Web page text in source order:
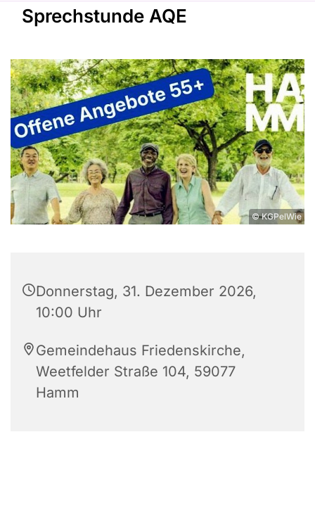
Sprechstunde AQE
© KGPelWie
Donnerstag, 31. Dezember 2026,
10:00 Uhr
Gemeindehaus Friedenskirche,
Weetfelder Straße 104, 59077
Hamm